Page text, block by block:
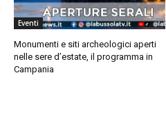
Eventi
Monumenti e siti archeologici aperti
nelle sere d’estate, il programma in
Campania